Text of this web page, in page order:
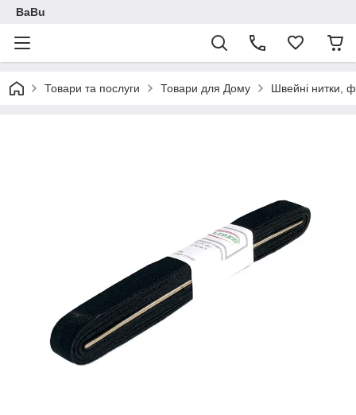
BaBu
Товари та послуги Товари для Дому Швейні нитки,